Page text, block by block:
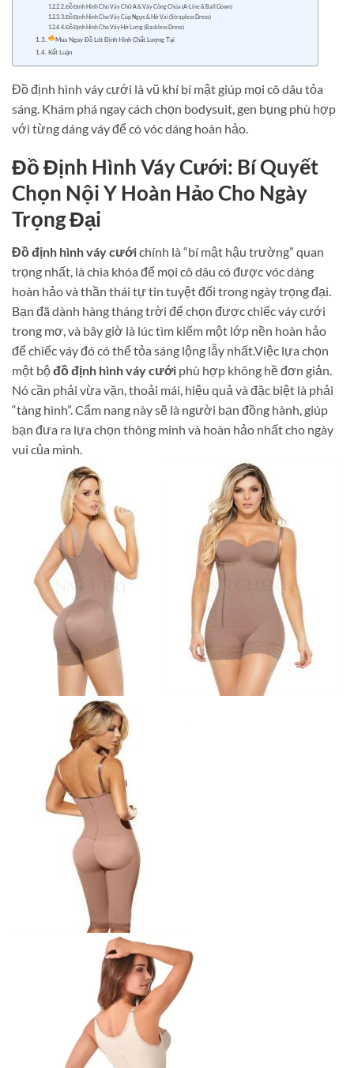
2. Đồ Định Hình Cho Váy Chữ A & Váy Công Chúa (A-Line & Ball Gown)
3. Đồ Định Hình Cho Váy Cúp Ngực & Hở Vai (Strapless Dress)
4. Đồ Định Hình Cho Váy Hở Lưng (Backless Dress)
Mua Ngay Đồ Lót Định Hình Chất Lượng Tại
Kết Luận
Đồ định hình váy cưới là vũ khí bí mật giúp mọi cô dâu tỏa
sáng. Khám phá ngay cách chọn bodysuit, gen bụng phù hợp
với từng dáng váy để có vóc dáng hoàn hảo.
Đồ Định Hình Váy Cưới: Bí Quyết
Chọn Nội Y Hoàn Hảo Cho Ngày
Trọng Đại
Đồ định hình váy cướichính là “bí mật hậu trường” quan
trọng nhất, là chìa khóa để mọi cô dâu có được vóc dáng
hoàn hảo và thần thái tự tin tuyệt đối trong ngày trọng đại.
Bạn đã dành hàng tháng trời để chọn được chiếc váy cưới
trong mơ, và bây giờ là lúc tìm kiếm một lớp nền hoàn hảo
để chiếc váy đó có thể tỏa sáng lộng lẫy nhất.Việc lựa chọn
một bộđồ định hình váy cưới phù hợp không hề đơn giản.
Nó cần phải vừa vặn, thoải mái, hiệu quả và đặc biệt là phải
“tàng hình”. Cẩm nang này sẽ là người bạn đồng hành, giúp
bạn đưa ra lựa chọn thông minh và hoàn hảo nhất cho ngày
vui của mình.